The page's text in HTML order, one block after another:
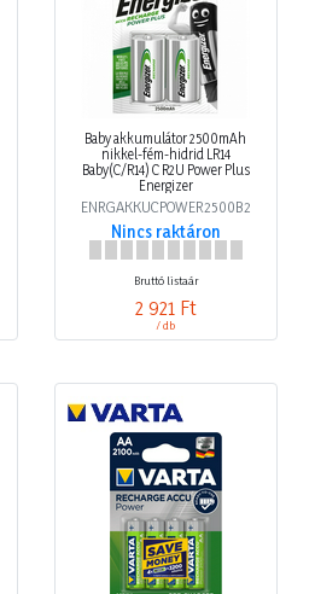
Baby akkumulátor 2500mAh
nikkel-fém-hidrid LR14
Baby(C/R14) C R2U Power Plus
Energizer
ENRGAKKUCPOWER2500B2
Nincs raktáron
Bruttó listaár
2 921 Ft
/ db